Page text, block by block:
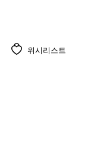
위시리스트